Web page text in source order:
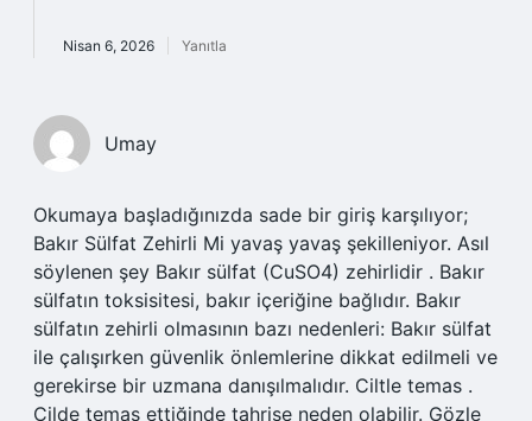
Nisan 6, 2026 Yanıtla
Umay
Okumaya başladığınızda sade bir giriş karşılıyor;
Bakır Sülfat Zehirli Mi yavaş yavaş şekilleniyor. Asıl
söylenen şey Bakır sülfat (CuSO4) zehirlidir . Bakır
sülfatın toksisitesi, bakır içeriğine bağlıdır. Bakır
sülfatın zehirli olmasının bazı nedenleri: Bakır sülfat
ile çalışırken güvenlik önlemlerine dikkat edilmeli ve
gerekirse bir uzmana danışılmalıdır. Ciltle temas .
Cilde temas ettiğinde tahrişe neden olabilir. Gözle